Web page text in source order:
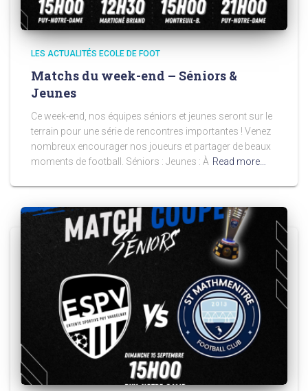
LES ACTUALITÉS ECOLE DE FOOT
Matchs du week-end – Séniors &
Jeunes
Ce week-end, nos équipes séniors et jeunes seront sur le
terrain pour une série de rencontres importantes ! Venez
nombreux encourager nos joueurs et partager de beaux
moments de football. Séniors : Jeunes : À Read more…